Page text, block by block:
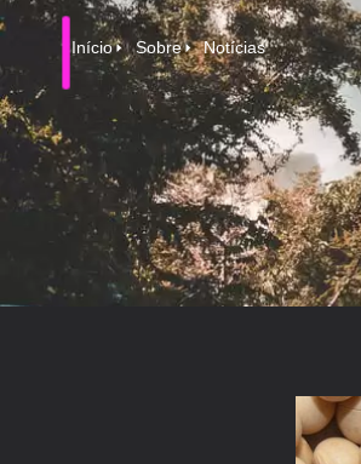
Início Sobre Notícias